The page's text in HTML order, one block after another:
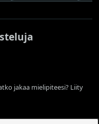
jakaa mielipiteesi? Liity